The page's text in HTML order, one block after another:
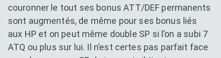
couronner le tout ses bonus ATT/DEF permanents
sont augmentés, de même pour ses bonus liés
aux HP et on peut même double SP si l’on a subi 7
ATQ ou plus sur lui. Il n’est certes pas parfait face